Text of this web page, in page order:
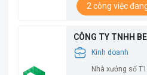
2 công việc
CÔNG TY TNHH
Kinh doanh
Nhà xưởng số